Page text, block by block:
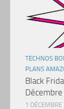
TECHNOS
PLANS
Black
1